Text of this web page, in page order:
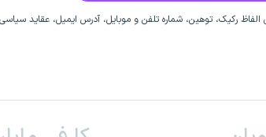
رکیک، توهین، شماره تلفن و موبایل، آدرس ایمیل، عقاید